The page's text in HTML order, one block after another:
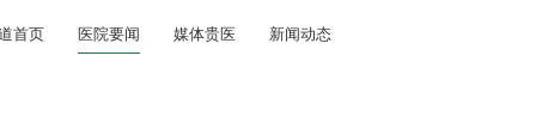
首页 医院要闻 媒体贵医 新闻动态
使命——我院举行“光荣在党50年”纪念章颁